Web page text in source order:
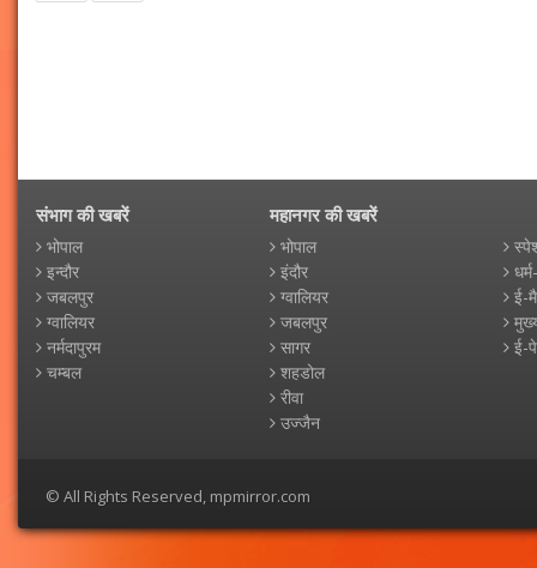
संभाग की खबरें
भोपाल
इन्दौर
जबलपुर
ग्वालियर
नर्मदापुरम
चम्बल
महानगर की खबरें
भोपाल
इंदौर
ग्वालियर
जबलपुर
सागर
शहडोल
रीवा
उज्जैन
ई-
ई-
© All Rights Reserved, mpmirror.com